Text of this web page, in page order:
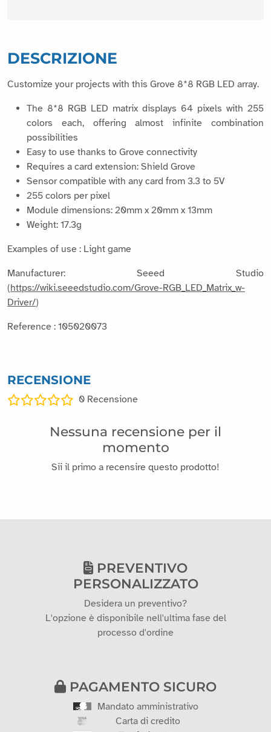
DESCRIZIONE
Customize your projects with this Grove 8*8 RGB LED array.
The 8*8 RGB LED matrix displays 64 pixels with 255
colors each, offering almost infinite combination
possibilities
Easy to use thanks to Grove connectivity
Requires a card extension: Shield Grove
Sensor compatible with any card from 3.3 to 5V
255 colors per pixel
Module dimensions: 20mm x 20mm x 13mm
Weight: 17.3g
Examples of use : Light game
Manufacturer: Seeed Studio
(https://wiki.seeedstudio.com/Grove-RGB_LED_Matrix_w-
Driver/
RECENSIONE
Nessuna recensione per il
momento
PREVENTIVO
PERSONALIZZATO
Desidera un preventivo?
L'opzione è disponibile nell'ultima fase del
PAGAMENTO SICURO
Mandato amministrativo